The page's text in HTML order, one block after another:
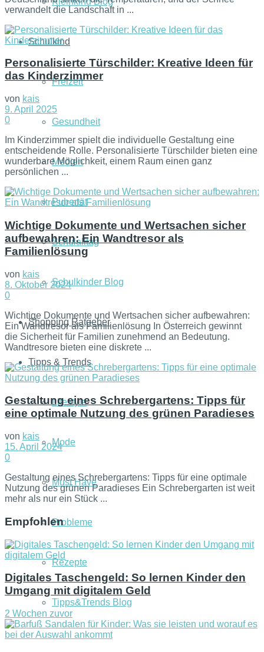
Schulkind
Freizeit
Gesundheit
Medien
Pubertät
Schulalltag
Schulkinder Blog
Shopping Ratgeber
Tipps & Trends
Lifestyle
Mode
Must Have
Probleme
Rezepte
Tipps&Trends Blog
verwandelt die Landschaft in ...
Personalisierte Türschilder: Kreative Ideen für
das Kinderzimmer
von kais
9. April 2025
0
Im Kinderzimmer spielt die individuelle Gestaltung eine
entscheidende Rolle. Personalisierte Türschilder bieten eine
wunderbare Möglichkeit, einem Raum einen ganz
persönlichen ...
Wichtige Dokumente und Wertsachen sicher
aufbewahren: Ein Wandtresor als
Familienlösung
von kais
8. Oktober 2024
0
Wichtige Dokumente und Wertsachen sicher aufbewahren:
Ein Wandtresor als Familienlösung In Österreich gewinnt
die Sicherheit für Familien zunehmend an Bedeutung.
Wandtresore bieten eine diskrete ...
Gestaltung eines Schrebergartens: Tipps für
eine optimale Nutzung des grünen Paradieses
von kais
15. April 2024
0
Gestaltung eines Schrebergartens: Tipps für eine optimale
Nutzung des grünen Paradieses Ein Schrebergarten ist weit
mehr als nur ein Stück ...
Empfohlen
Digitales Taschengeld: So lernen Kinder den
Umgang mit digitalem Geld
2 Wochen zuvor